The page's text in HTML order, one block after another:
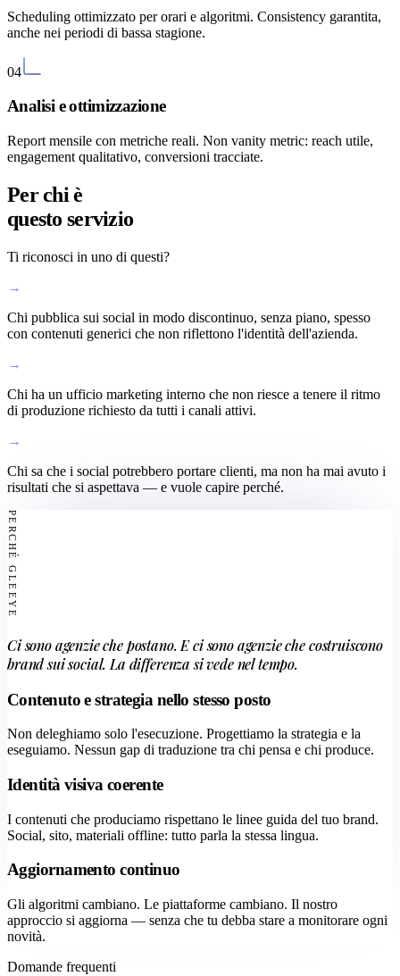
Scheduling ottimizzato per orari e algoritmi. Consistency garantita,
anche nei periodi di bassa stagione.
04
Analisi e ottimizzazione
Report mensile con metriche reali. Non vanity metric: reach utile,
engagement qualitativo, conversioni tracciate.
Per chi è
questo servizio
Ti riconosci in uno di questi?
→
Chi pubblica sui social in modo discontinuo, senza piano, spesso
con contenuti generici che non riflettono l'identità dell'azienda.
→
Chi ha un ufficio marketing interno che non riesce a tenere il ritmo
di produzione richiesto da tutti i canali attivi.
→
Chi sa che i social potrebbero portare clienti, ma non ha mai avuto i
risultati che si aspettava — e vuole capire perché.
PERCHÉ GLEEYE
Ci sono agenzie che postano. E ci sono agenzie che costruiscono
brand sui social. La differenza si vede nel tempo.
Contenuto e strategia nello stesso posto
Non deleghiamo solo l'esecuzione. Progettiamo la strategia e la
eseguiamo. Nessun gap di traduzione tra chi pensa e chi produce.
Identità visiva coerente
I contenuti che produciamo rispettano le linee guida del tuo brand.
Social, sito, materiali offline: tutto parla la stessa lingua.
Aggiornamento continuo
Gli algoritmi cambiano. Le piattaforme cambiano. Il nostro
approccio si aggiorna — senza che tu debba stare a monitorare ogni
novità.
Domande frequenti